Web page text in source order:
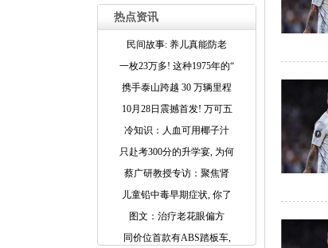
热点资讯
民间故事: 养儿真能防老
一枚23万多! 这种1975年的“
携手泰山跨越 30 万辆里程
10月28日震撼首发! 万可五
冷知识：人血可用椰子汁
只赴考300分的升学宴, 为何
蔡广研教授专访：聚焦肾
儿童铅中毒早期症状, 你了
图文：治疗老花眼偏方
同价位首款有ABS踏板车,